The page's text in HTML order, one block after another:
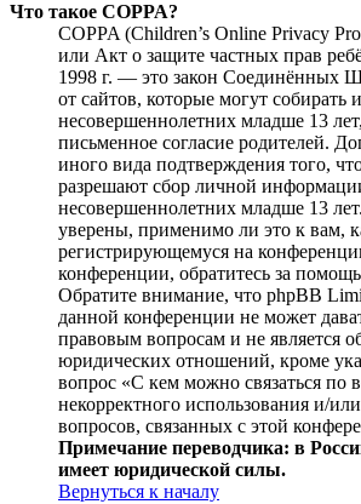
Что такое COPPA?
COPPA (Children’s Online Privacy
или Акт о защите частных прав
1998 г. — это закон Соединённых
от сайтов, которые могут
несовершеннолетних младше 13
письменное согласие родителей.
иного вида подтверждения того,
разрешают сбор личной
несовершеннолетних младше 13
уверены, применимо ли это к вам,
регистрирующемуся на
конференции, обратитесь за
Обратите внимание, что phpBB
данной конференции не может
правовым вопросам и не является
юридических отношений, кроме
вопрос «С кем можно связаться по
некорректного использования и/
вопросов, связанных с этой
Примечание переводчика: в
имеет юридической силы.
Вернуться к началу